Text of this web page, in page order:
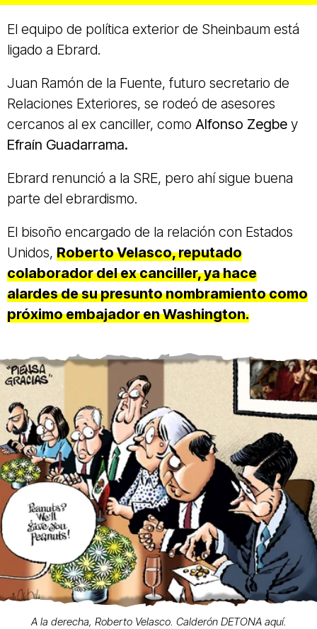
El equipo de política exterior de Sheinbaum está
ligado a Ebrard.
Juan Ramón de la Fuente, futuro secretario de
Relaciones Exteriores, se rodeó de asesores
cercanos al ex canciller, como Alfonso Zegbe y
Efraín Guadarrama.
Ebrard renunció a la SRE, pero ahí sigue buena
parte del ebrardismo.
El bisoño encargado de la relación con Estados
Unidos, Roberto Velasco, reputado
colaborador del ex canciller, ya hace
alardes de su presunto nombramiento como
próximo embajador en Washington.
A la derecha, Roberto Velasco. Calderón DETONA aquí.